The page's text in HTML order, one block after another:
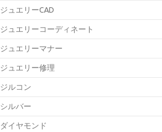
ジュエリーCAD
ジュエリーコーディネート
ジュエリーマナー
ジュエリー修理
ジルコン
シルバー
ダイヤモンド